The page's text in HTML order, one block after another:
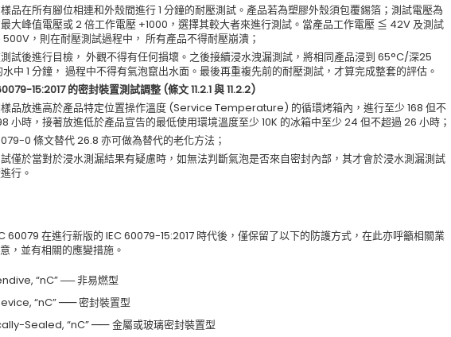
品在所有腳位相連和外殼間進行 1 分鐘的耐壓測試。產品若為塑膠外殼須包覆錫箔；測試電壓為
大峰值電壓或 2 倍工作電壓 +1000，選擇其較大者來進行測試。當產品工作電壓 ≦ 42V 及測試
500V，則在耐壓測試過程中， 所有產品不得耐壓崩潰；
試後進行目檢， 外觀不得有任何損壞。之後接續浸水洩漏測試，將相同產品浸到 65°C/深25
中 1 分鐘， 過程中不得有氣泡竄出水面。最後再重複先前的耐壓測試，才算完成整套的評估。
15:2017 的密封裝置測試調整 (條文 11.2.1 與 11.2.2)
品放進高於產品特定位置操作溫度 (Service Temperature) 的循環烤箱內，進行至少 168 但不
小時，接著放進低於產品宣告的最低使用環境溫度至少 10K 的冰箱中至少 24 但不超過 26 小時；
0 條文替代 26.8 亦可做為替代的老化方法；
僅於當對於浸水測漏結果有疑慮時，如無法判斷氣泡是否來自密封內部，其才會於浸水測漏測試
行。
60079 在進行新版的 IEC 60079-15:2017 時代後，僅保留了以下的防護方式，在此亦呼籲相關業
，並有相關的應變措施。
“nC” ── 非易燃型
“nC”──密封裝置型
Sealed, “nC”──金屬或玻璃密封裝置型